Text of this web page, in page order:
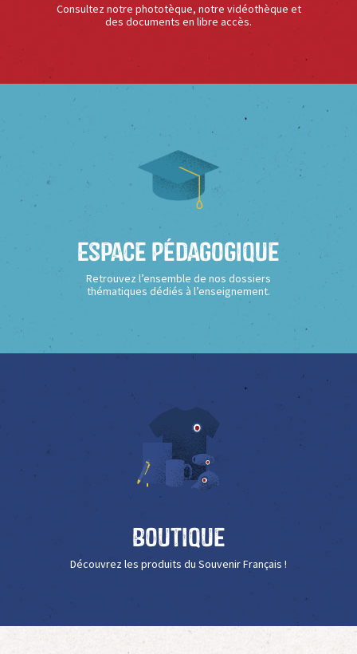
Consultez notre phototèque, notre vidéothèque et
des documents en libre accès.
Espace Pédagogique
Retrouvez l’ensemble de nos dossiers
thématiques dédiés à l’enseignement.
Boutique
Découvrez les produits du Souvenir Français !